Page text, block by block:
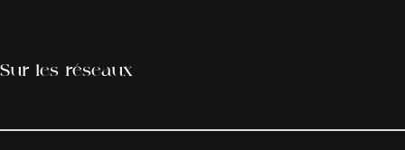
Sur les réseaux